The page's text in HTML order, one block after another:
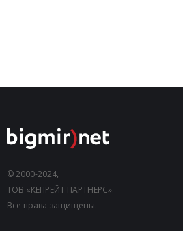
© 2000-2024,
ТОВ «КЕПРЕЙТ ПАРТНЕРС».
Все права защищены.